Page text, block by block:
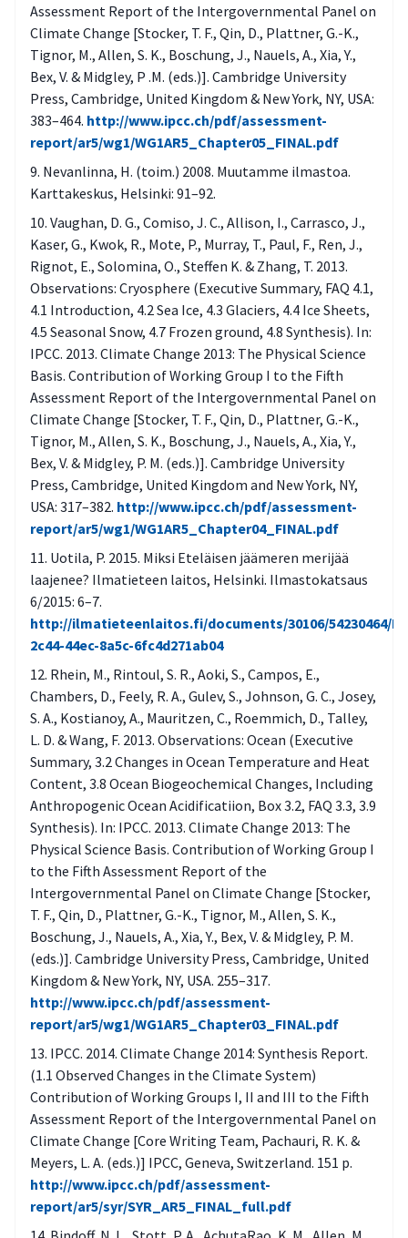
Assessment Report of the Intergovernmental Panel on
Climate Change [Stocker, T. F., Qin, D., Plattner, G.-K.,
Tignor, M., Allen, S. K., Boschung, J., Nauels, A., Xia, Y.,
Bex, V. & Midgley, P .M. (eds.)]. Cambridge University
Press, Cambridge, United Kingdom & New York, NY, USA:
383–464. http://www.ipcc.ch/pdf/assessment-
report/ar5/wg1/WG1AR5_Chapter05_FINAL.pdf
Nevanlinna, H. (toim.) 2008. Muutamme ilmastoa.
Karttakeskus, Helsinki: 91–92.
Vaughan, D. G., Comiso, J. C., Allison, I., Carrasco, J.,
Kaser, G., Kwok, R., Mote, P., Murray, T., Paul, F., Ren, J.,
Rignot, E., Solomina, O., Steffen K. & Zhang, T. 2013.
Observations: Cryosphere (Executive Summary, FAQ 4.1,
4.1 Introduction, 4.2 Sea Ice, 4.3 Glaciers, 4.4 Ice Sheets,
4.5 Seasonal Snow, 4.7 Frozen ground, 4.8 Synthesis). In:
IPCC. 2013. Climate Change 2013: The Physical Science
Basis. Contribution of Working Group I to the Fifth
Assessment Report of the Intergovernmental Panel on
Climate Change [Stocker, T. F., Qin, D., Plattner, G.-K.,
Tignor, M., Allen, S. K., Boschung, J., Nauels, A., Xia, Y.,
Bex, V. & Midgley, P. M. (eds.)]. Cambridge University
Press, Cambridge, United Kingdom and New York, NY,
USA: 317–382. http://www.ipcc.ch/pdf/assessment-
report/ar5/wg1/WG1AR5_Chapter04_FINAL.pdf
Uotila, P. 2015. Miksi Eteläisen jäämeren merijää
laajenee? Ilmatieteen laitos, Helsinki. Ilmastokatsaus
6/2015: 6–7.
http://ilmatieteenlaitos.fi/documents/30106/54230464/
2c44-44ec-8a5c-6fc4d271ab04
Rhein, M., Rintoul, S. R., Aoki, S., Campos, E.,
Chambers, D., Feely, R. A., Gulev, S., Johnson, G. C., Josey,
S. A., Kostianoy, A., Mauritzen, C., Roemmich, D., Talley,
L. D. & Wang, F. 2013. Observations: Ocean (Executive
Summary, 3.2 Changes in Ocean Temperature and Heat
Content, 3.8 Ocean Biogeochemical Changes, Including
Anthropogenic Ocean Acidificatiion, Box 3.2, FAQ 3.3, 3.9
Synthesis). In: IPCC. 2013. Climate Change 2013: The
Physical Science Basis. Contribution of Working Group I
to the Fifth Assessment Report of the
Intergovernmental Panel on Climate Change [Stocker,
T. F., Qin, D., Plattner, G.-K., Tignor, M., Allen, S. K.,
Boschung, J., Nauels, A., Xia, Y., Bex, V. & Midgley, P. M.
(eds.)]. Cambridge University Press, Cambridge, United
Kingdom & New York, NY, USA. 255–317.
http://www.ipcc.ch/pdf/assessment-
report/ar5/wg1/WG1AR5_Chapter03_FINAL.pdf
IPCC. 2014. Climate Change 2014: Synthesis Report.
(1.1 Observed Changes in the Climate System)
Contribution of Working Groups I, II and III to the Fifth
Assessment Report of the Intergovernmental Panel on
Climate Change [Core Writing Team, Pachauri, R. K. &
Meyers, L. A. (eds.)] IPCC, Geneva, Switzerland. 151 p.
http://www.ipcc.ch/pdf/assessment-
report/ar5/syr/SYR_AR5_FINAL_full.pdf